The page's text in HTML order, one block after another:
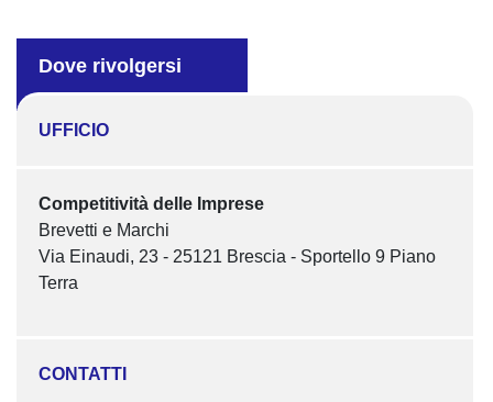
Dove rivolgersi
UFFICIO
Competitività delle Imprese
Brevetti e Marchi
Via Einaudi, 23 - 25121 Brescia - Sportello 9 Piano
Terra
CONTATTI